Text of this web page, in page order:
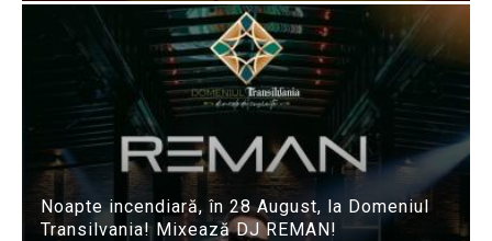
Noapte incendiară, în 28 August, la Domeniul
Transilvania! Mixează DJ REMAN!